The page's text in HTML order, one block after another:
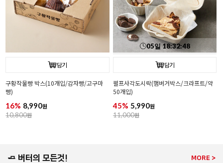
담기
구황작물빵 박스(10개입/감자빵/고구마
빵)
16% 8,990원
10,800원
05일18:32:47
담기
펄프사각도시락(햄버거박스/크라프트/약
50개입)
45% 5,990원
11,000원
🧈 버터의 모든것! MORE >